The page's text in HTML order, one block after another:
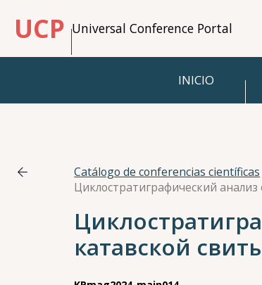
UCP Universal Conference Portal
INICIO
Catálogo de conferencias científicas
катавской